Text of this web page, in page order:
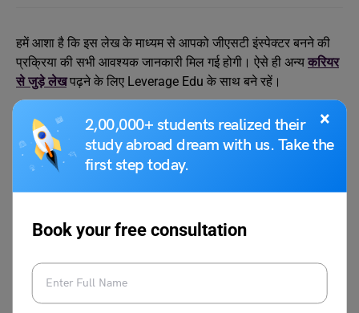
×
2,00,000+ students realized their
study abroad dream with us. Take the
first step today.
Book your free consultation
हमें आशा है कि इस लेख के माध्यम से आपको जीएसटी इंस्पेक्टर बनने की
प्रक्रिया की सभी आवश्यक जानकारी मिल गई होगी। ऐसे ही अन्य करियर
से जुड़े लेखपढ़ने के लिए Leverage Edu के साथ बने रहें।
नीरज
प्लेटफॉर्म में एसोसिएट कंटेंट राइटर के रूप में कार्यरत
हैं। उन्हें स्टडी अब्रॉड, करंट अफेयर्स, NEET परीक्षा,
ट्रेंडिंग इवेंट्स, स्टोरी राइटिंग और साहित्यिक विषयों